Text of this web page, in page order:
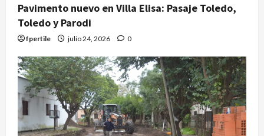
Pavimento nuevo en Villa Elisa: Pasaje Toledo,
Toledo y Parodi
fpertile julio 24, 2026 0